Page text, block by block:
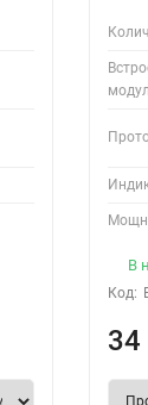
В
Код:
34